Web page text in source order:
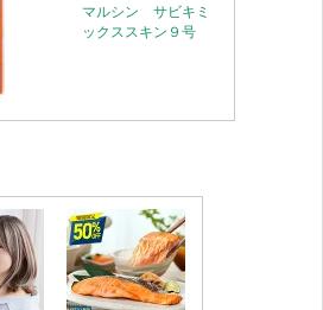
マルシン サビキミ
ックススキン９号